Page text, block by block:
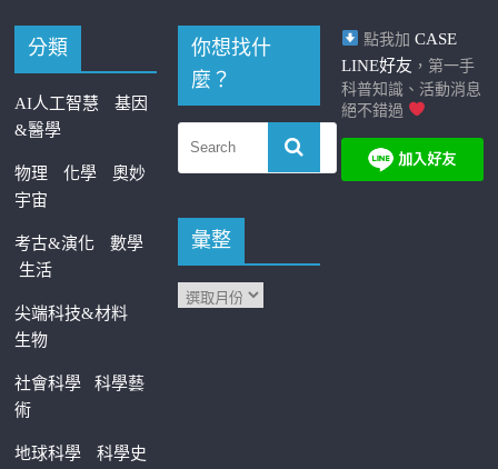
分類
AI人工智慧
基因
&醫學
物理 化學
奧妙
宇宙
考古&演化
數學
生活
尖端科技&材料
生物
社會科學科學藝
術
地球科學 科學史
你想找什
麼？
彙整
點我加 CASE
LINE好友 ，第一手
科普知識、活動消息
絕不錯過